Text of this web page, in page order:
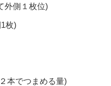
外側１枚位)
枚)
本でつまめる量)